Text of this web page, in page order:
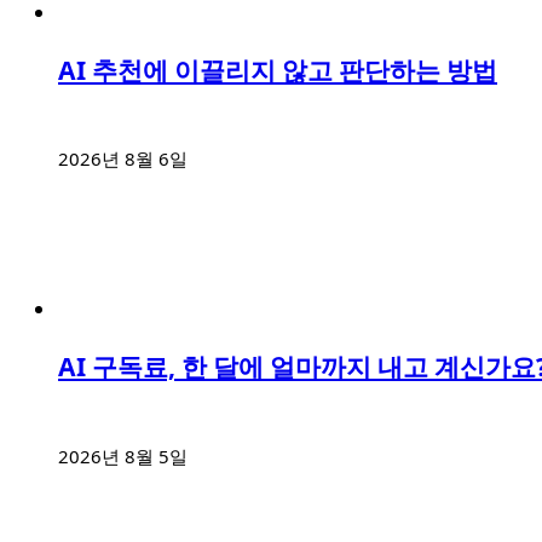
AI 추천에 이끌리지 않고 판단하는 방법
2026년 8월 6일
AI 구독료, 한 달에 얼마까지 내고 계신가요
2026년 8월 5일